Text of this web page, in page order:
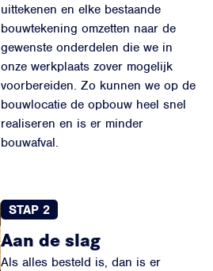
uittekenen en elke bestaande
bouwtekening omzetten naar de
gewenste onderdelen die we in
onze werkplaats zover mogelijk
voorbereiden. Zo kunnen we op de
bouwlocatie de opbouw heel snel
realiseren en is er minder
bouwafval.
STAP 2
Aan de slag
Als alles besteld is, dan is er